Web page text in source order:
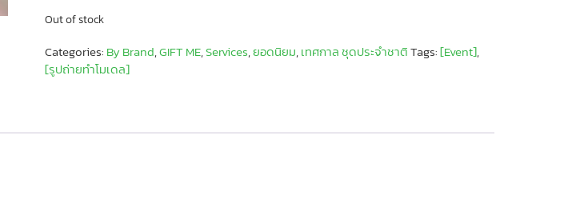
Out of stock
Categories: By Brand,GIFT ME,Services,ยอดนิยม,เทศกาล ชุดประจำชาติTags:[Event],
[รูปถ่ายทำโมเดล]